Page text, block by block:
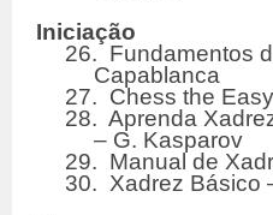
Iniciação
26. Fundamentos
Capablanca
27. Chess the
28. Aprenda
– G. Kasparov
29. Manual de
30. Xadrez Básico